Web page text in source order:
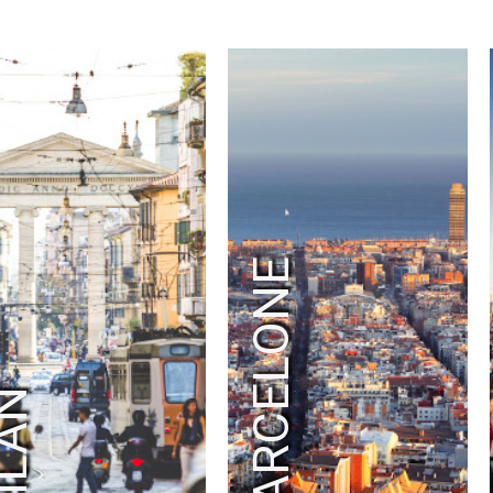
RED BULL
REEBOK
REPOSSI
RMC SPORT
ROCHAS
RTL2
SAINT LAURENT
SATELLITE PARIS
SAVOIR FAIRE
SEAT
SECOURS ISLAMIQUE FRANCE
SÉCURITÉ
SELECTOUR
SELF PORTRAIT
SEPHORA
SERGIO ROSSI
SÉZANE
SFR
SHAZAM
ŠKODA
SMART
SNAPCAR
SNIPES
SO OUEST
SOBIESKI
SOCIÉTÉ GÉNÉRALE
SODASTREAM
SOLIDARITÉ SIDA
SONIA RYKIEL
SONY ERICSSON
SONY INTERACTIVE ENTERTAINMENT
SONY MUSIC
SPEEDEAL
SQUARE ENIX
STAGE ENTERTAINMENT
STELLA
STRAVA
STUDIO CANAL
SURCOUF
SUSHI SHOP
BARCELONE